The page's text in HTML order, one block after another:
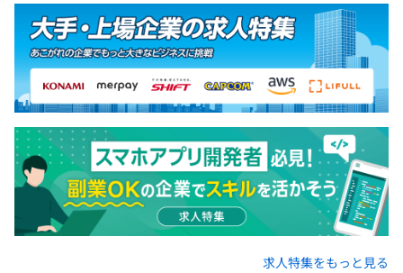
求人特集をもっと見る